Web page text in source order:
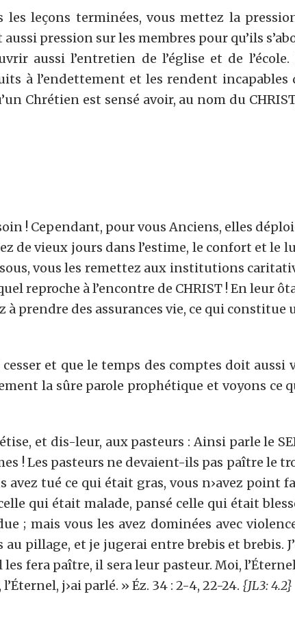
leçons terminées, vous mettez la
pression sur les membres pour qu’ils
aussi l’entretien de l’église et de
à l’endettement et les rendent incapables
Chrétien est sensé avoir, au nom du
! Cependant, pour vous Anciens, elles
de vieux jours dans l’estime, le confort et le
vous les remettez aux institutions
reproche à l’encontre de CHRIST ! En leur
prendre des assurances vie, ce qui constitue
et que le temps des comptes doit aussi
la sûre parole prophétique et voyons ce
et dis-leur, aux pasteurs : Ainsi parle le
! Les pasteurs ne devaient-ils pas paître le
avez tué ce qui était gras, vous n›avez point
qui était malade, pansé celle qui était
; mais vous les avez dominées avec
pillage, et je jugerai entre brebis et brebis.
fera paître, il sera leur pasteur. Moi,
j›ai parlé. » Éz. 34 : 2-4, 22-24. {JL3: 4.2}